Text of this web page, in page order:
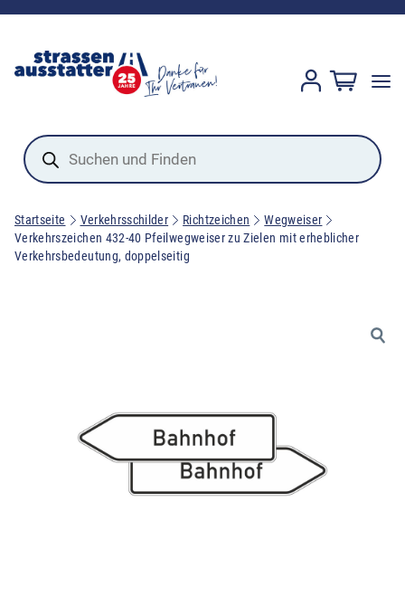
Products
search
Startseite Verkehrsschilder Richtzeichen
Wegweiser
Verkehrszeichen 432-40 Pfeilwegweiser zu Zielen mit erheblicher
Verkehrsbedeutung, doppelseitig